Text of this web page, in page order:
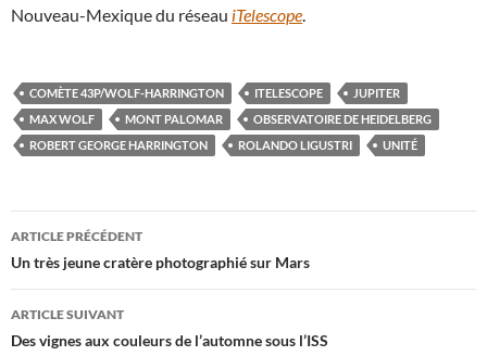
Nouveau-Mexique du réseau iTelescope.
COMÈTE 43P/WOLF-HARRINGTON ITELESCOPE
JUPITER
MAX WOLF
MONT PALOMAR
OBSERVATOIRE DE HEIDELBERG
ROBERT GEORGE HARRINGTON
ROLANDO LIGUSTRI UNITÉ
Navigation
des
articles
ARTICLE PRÉCÉDENT
Un très jeune cratère photographié sur Mars
ARTICLE SUIVANT
Des vignes aux couleurs de l’automne sous l’ISS